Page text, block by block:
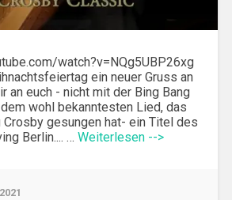
watch?v=NQg5UBP26xg
ein neuer Gruss an
an euch - nicht mit der Bing Bang
wohl bekanntesten Lied, das
Crosby gesungen hat- ein Titel des
Berlin.... … Weiterlesen -->